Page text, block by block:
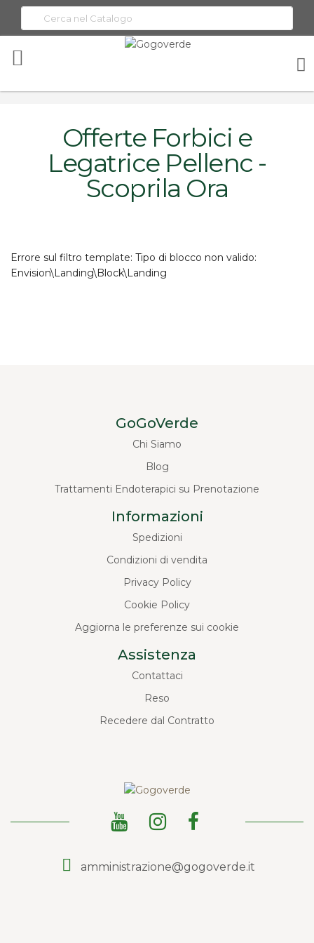
Offerte Forbici e
Legatrice Pellenc -
Scoprila Ora
Errore sul filtro template: Tipo di blocco non valido:
Envision\Landing\Block\Landing
GoGoVerde
Chi Siamo
Blog
Trattamenti Endoterapici su Prenotazione
Informazioni
Spedizioni
Condizioni di vendita
Privacy Policy
Cookie Policy
Aggiorna le preferenze sui cookie
Assistenza
Contattaci
Reso
Recedere dal Contratto
amministrazione@gogoverde.it